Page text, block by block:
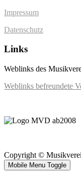
Impressum
Datenschutz
Links
Weblinks des
Weblinks befreundete
Copyright ©
Mobile Menu Toggle